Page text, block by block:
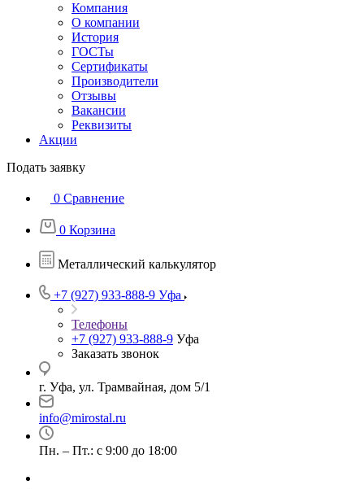
Компания
О компании
История
ГОСТы
Сертификаты
Производители
Отзывы
Вакансии
Реквизиты
Акции
Подать заявку
0 Сравнение
0 Корзина
Металлический калькулятор
+7 (927) 933-888-9 Уфа
Телефоны
+7 (927) 933-888-9 Уфа
Заказать звонок
г. Уфа, ул. Трамвайная, дом 5/1
info@mirostal.ru
Пн. – Пт.: с 9:00 до 18:00